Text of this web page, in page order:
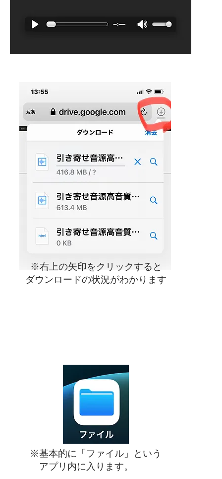
※基本的に「ファイル」という
アプリ内に入ります。
※右上の矢印をクリックすると
​ダウンロードの状況がわかります